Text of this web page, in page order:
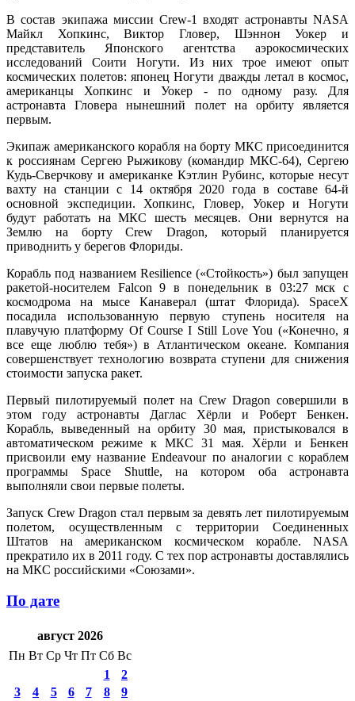
В состав экипажа миссии Crew-1 входят астронавты NASA
Майкл Хопкинс, Виктор Гловер, Шэннон Уокер и
представитель Японского агентства аэрокосмических
исследований Соити Ногути. Из них трое имеют опыт
космических полетов: японец Ногути дважды летал в космос,
американцы Хопкинс и Уокер - по одному разу. Для
астронавта Гловера нынешний полет на орбиту является
первым.
Экипаж американского корабля на борту МКС присоединится
к россиянам Сергею Рыжикову (командир МКС-64), Сергею
Кудь-Сверчкову и американке Кэтлин Рубинс, которые несут
вахту на станции с 14 октября 2020 года в составе 64-й
основной экспедиции. Хопкинс, Гловер, Уокер и Ногути
будут работать на МКС шесть месяцев. Они вернутся на
Землю на борту Crew Dragon, который планируется
приводнить у берегов Флориды.
Корабль под названием Resilience («Стойкость») был запущен
ракетой-носителем Falcon 9 в понедельник в 03:27 мск с
космодрома на мысе Канаверал (штат Флорида). SpaceX
посадила использованную первую ступень носителя на
плавучую платформу Of Course I Still Love You («Конечно, я
все еще люблю тебя») в Атлантическом океане. Компания
совершенствует технологию возврата ступени для снижения
стоимости запуска ракет.
Первый пилотируемый полет на Crew Dragon совершили в
этом году астронавты Даглас Хёрли и Роберт Бенкен.
Корабль, выведенный на орбиту 30 мая, пристыковался в
автоматическом режиме к МКС 31 мая. Хёрли и Бенкен
присвоили ему название Endeavour по аналогии с кораблем
программы Space Shuttle, на котором оба астронавта
выполняли свои первые полеты.
Запуск Crew Dragon стал первым за девять лет пилотируемым
полетом, осуществленным с территории Соединенных
Штатов на американском космическом корабле. NASA
прекратило их в 2011 году. С тех пор астронавты доставлялись
на МКС российскими «Союзами».
По дате
август 2026
Пн Вт Ср Чт Пт Сб Вс
1
2
3
4 5 6 7 8
9